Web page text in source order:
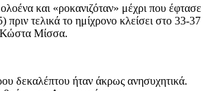
και «ροκανιζόταν» μέχρι που έφτασε
πριν τελικά το ημίχρονο κλείσει στο 33-37
Κώστα Μίσσα.
δεκαλέπτου ήταν άκρως ανησυχητικά.